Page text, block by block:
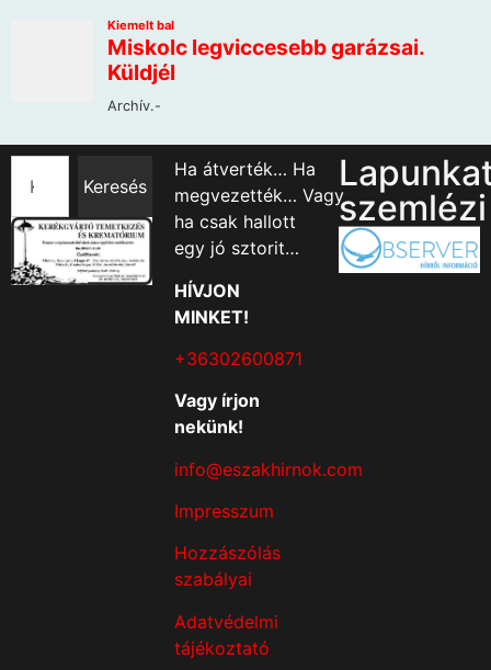
Keresés
Ha átverték… Ha
megvezették… Vagy
ha csak hallott
egy jó sztorit…
HÍVJON
MINKET!
+36302600871
Vagy írjon
nekünk!
info@eszakhirnok.com
Impresszum
Hozzászólás
szabályai
Adatvédelmi
tájékoztató
szemlézi